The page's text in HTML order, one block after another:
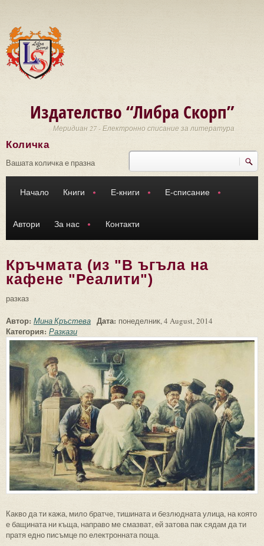
Издателство “Либра Скорп”
Меридиан 27 - Електронно списание за литература
Търси
Количка
Вашата количка е празна
Начало Книги Е-книги Е-списание
Автори За нас Контакти
Кръчмата (из "В ъгъла на
кафене "Реалити")
разказ
Автор: Мина Кръстева Дата: понеделник, 4 August, 2014
Категория: Разкази
Какво да ти кажа, мило братче, тишината и безлюдната улица, на която
е бащината ни къща, направо ме смазват, ей затова пак сядам да ти
пратя едно писъмце по електронната поща.